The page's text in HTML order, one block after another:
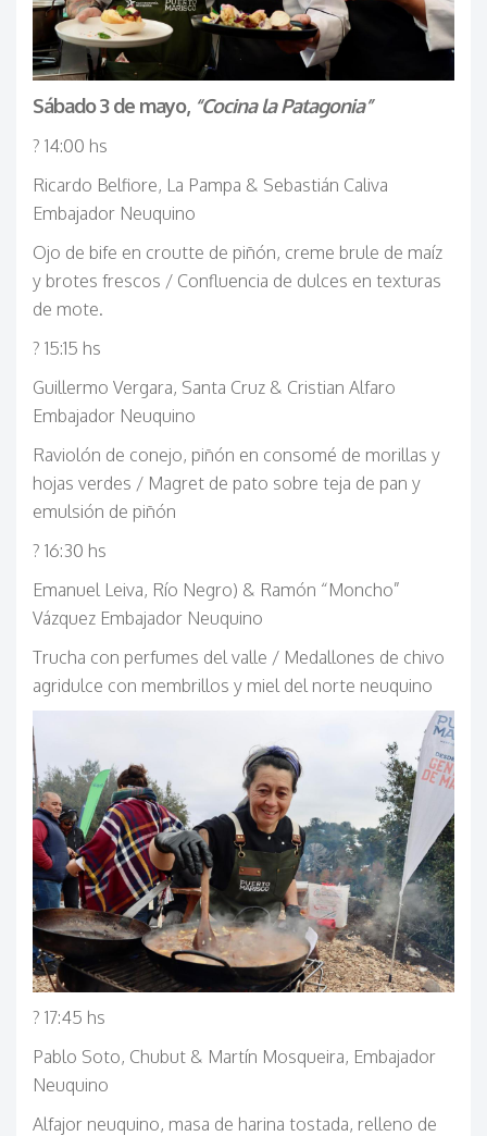
Sábado 3 de mayo, “Cocina la Patagonia”
? 14:00 hs
Ricardo Belfiore, La Pampa & Sebastián Caliva
Embajador Neuquino
Ojo de bife en croutte de piñón, creme brule de maíz
y brotes frescos / Confluencia de dulces en texturas
de mote.
? 15:15 hs
Guillermo Vergara, Santa Cruz & Cristian Alfaro
Embajador Neuquino
Raviolón de conejo, piñón en consomé de morillas y
hojas verdes / Magret de pato sobre teja de pan y
emulsión de piñón
? 16:30 hs
Emanuel Leiva, Río Negro) & Ramón “Moncho”
Vázquez Embajador Neuquino
Trucha con perfumes del valle / Medallones de chivo
agridulce con membrillos y miel del norte neuquino
? 17:45 hs
Pablo Soto, Chubut & Martín Mosqueira, Embajador
Neuquino
Alfajor neuquino, masa de harina tostada, relleno de